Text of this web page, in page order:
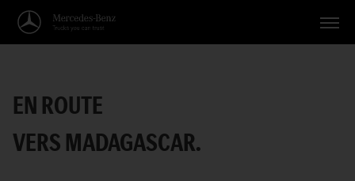
Applications
Thèmes
EN ROUTE
VERS MADAGASCAR.